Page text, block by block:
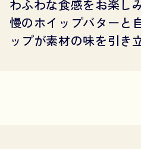
わふわな食感をお楽し
慢のホイップバターと
ップが素材の味を引き